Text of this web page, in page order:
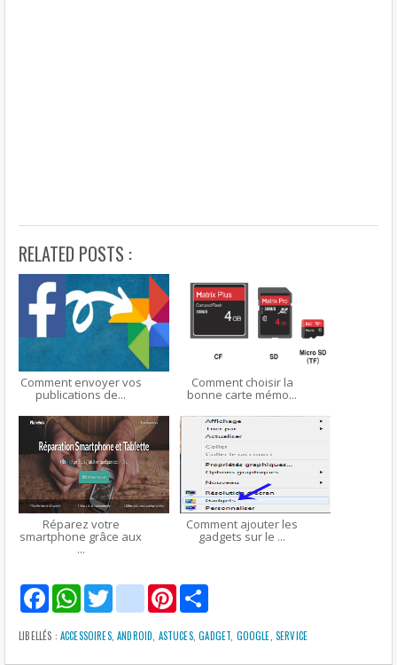
RELATED POSTS :
Comment envoyer vos
publications de...
Comment choisir la
bonne carte mémo...
Réparez votre
smartphone grâce aux
...
Comment ajouter les
gadgets sur le ...
F
a
c
e
W
h
a
t
T
t
t
g
m
a
i
P
i
n
t r
LIBELLÉS : ACCESSOIRES,ANDROID ASTUCES,GADGET GOOGLE SERVICE